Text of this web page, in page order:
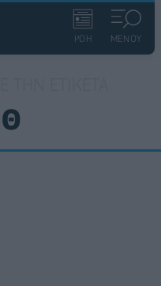
ΡΟΗ ΜΕΝΟΥ